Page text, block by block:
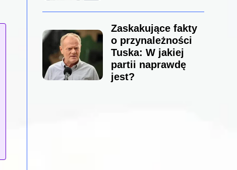
Zaskakujące fakty
o przynależności
Tuska: W jakiej
partii naprawdę
jest?